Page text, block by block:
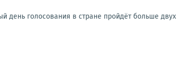
день голосования в стране пройдёт больше двух